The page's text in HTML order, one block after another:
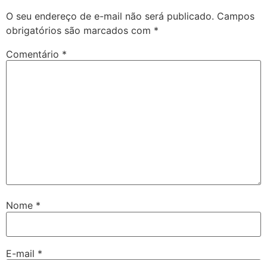
O seu endereço de e-mail não será publicado. Campos
obrigatórios são marcados com *
Comentário *
Nome *
E-mail *